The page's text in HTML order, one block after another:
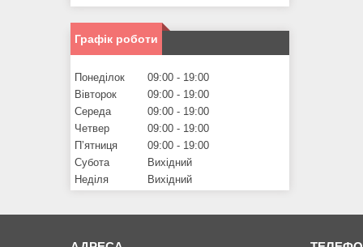
Графік роботи
Понеділок 09:00
19:00
Вівторок
09:00
19:00
Середа
09:00
19:00
Четвер
09:00
19:00
Пʼятниця
09:00
19:00
Субота
Вихідний
Неділя
Вихідний